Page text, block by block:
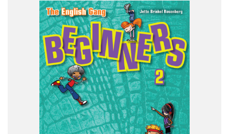
Engelsk
NIVEAU
1. klasse 2. klasse
FORMAT
Engangsbog
9788723513915